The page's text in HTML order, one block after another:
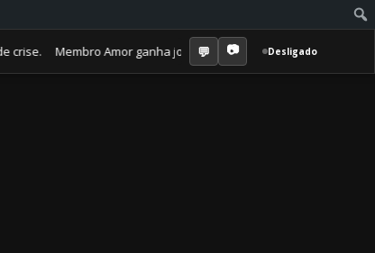
Membro Amor ganha jornal mensal + aula semanal +
Desligado